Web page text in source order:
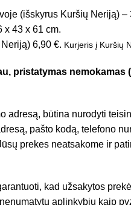
(išskyrus Kuršių Neriją) –
x 43 x 61 cm.
6,90 €. Kurjeris į Kuršių
pristatymas nemokamas
adresą, būtina nurodyti
pašto kodą, telefono
prekes neatsakome ir
kad užsakytos
aplinkybių kaip